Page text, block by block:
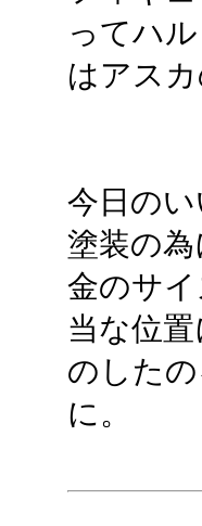
ってハ
はアス
今日のい
塗装の
金のサ
当な位
のした
に。